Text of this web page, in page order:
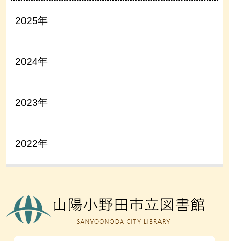
2025年
2024年
2023年
2022年